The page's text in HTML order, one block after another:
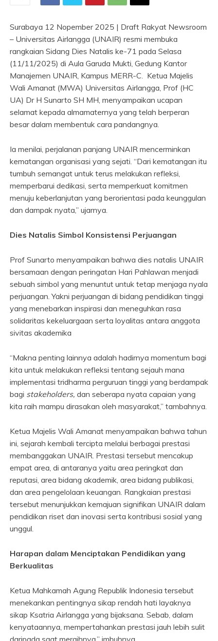
Surabaya 12 Nopember 2025 | Draft Rakyat Newsroom
– Universitas Airlangga (UNAIR) resmi membuka
rangkaian Sidang Dies Natalis ke-71 pada Selasa
(11/11/2025) di Aula Garuda Mukti, Gedung Kantor
Manajemen UNAIR, Kampus MERR-C. Ketua Majelis
Wali Amanat (MWA) Universitas Airlangga, Prof (HC
UA) Dr H Sunarto SH MH, menyampaikan ucapan
selamat kepada almamaternya yang telah berperan
besar dalam membentuk cara pandangnya.
Ia menilai, perjalanan panjang UNAIR mencerminkan
kematangan organisasi yang sejati. “Dari kematangan itu
tumbuh semangat untuk terus melakukan refleksi,
memperbarui dedikasi, serta memperkuat komitmen
menuju keberlanjutan yang berorientasi pada keunggulan
dan dampak nyata,” ujarnya.
Dies Natalis Simbol Konsistensi Perjuangan
Prof Sunarto menyampaikan bahwa dies natalis UNAIR
bersamaan dengan peringatan Hari Pahlawan menjadi
sebuah simbol yang menuntut untuk tetap menjaga nyala
perjuangan. Yakni perjuangan di bidang pendidikan tinggi
yang menebarkan inspirasi dan meneguhkan rasa
solidaritas kekeluargaan serta loyalitas antara anggota
sivitas akademika
“Makna penting lainnya adalah hadirnya momentum bagi
kita untuk melakukan refleksi tentang sejauh mana
implementasi tridharma perguruan tinggi yang berdampak
bagi stakeholders, dan seberapa nyata capaian yang
kita raih mampu dirasakan oleh masyarakat,” tambahnya.
Ketua Majelis Wali Amanat menyampaikan bahwa tahun
ini, sejarah kembali tercipta melalui berbagai prestasi
membanggakan UNAIR. Prestasi tersebut mencakup
empat area, di antaranya yaitu area peringkat dan
reputasi, area bidang akademik, area bidang publikasi,
dan area pengelolaan keuangan. Rangkaian prestasi
tersebut menunjukkan kemajuan signifikan UNAIR dalam
pendidikan riset dan inovasi serta kontribusi sosial yang
unggul.
Harapan dalam Menciptakan Pendidikan yang
Berkualitas
Ketua Mahkamah Agung Republik Indonesia tersebut
menekankan pentingnya sikap rendah hati layaknya
sikap Ksatria Airlangga yang bijaksana. Sebab, dalam
kenyataannya, mempertahankan prestasi jauh lebih sulit